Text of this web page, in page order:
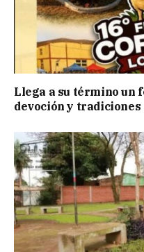
Llega a su término un
devoción y tradiciones